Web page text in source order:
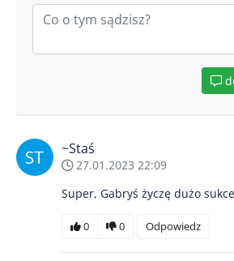
~Staś
27.01.2023 22:09
Super, Gabryś życzę dużo
0 0 Odpowiedz